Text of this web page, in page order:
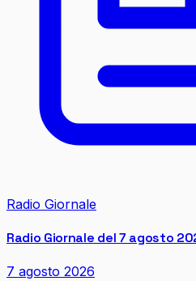
Radio Giornale
Radio Giornale del 7 agosto
7 agosto 2026